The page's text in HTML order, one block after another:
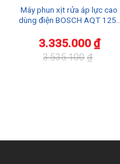
Máy phun xịt rửa áp lực cao
dùng điện BOSCH AQT 125 |
3.535.100 ₫
3.335.000₫